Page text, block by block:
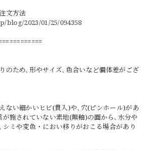
文方法
blog/2023/01/25/094358
のため､形やサイズ､色合いなど個体差がござ
ない細かいヒビ(貫入)や､穴(ピンホール)があ
が施されていない素地(無釉)の面から､水分や
ミや変色・におい移りがおこる場合があり